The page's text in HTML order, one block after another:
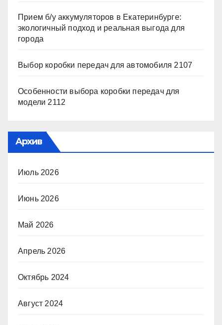
Прием б/у аккумуляторов в Екатеринбурге:
экологичный подход и реальная выгода для
города
Выбор коробки передач для автомобиля 2107
Особенности выбора коробки передач для
модели 2112
Архив
Июль 2026
Июнь 2026
Май 2026
Апрель 2026
Октябрь 2024
Август 2024